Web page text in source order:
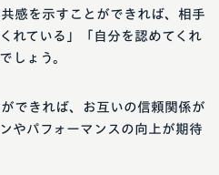
感を示すことができれば、相手
れている」「自分を認めてくれ
しょう。
できれば、お互いの信頼関係が
やパフォーマンスの向上が期待